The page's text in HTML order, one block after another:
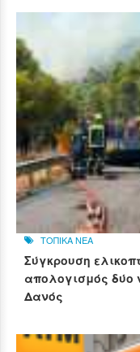
ΤΟΠΙΚΑ ΝΕΑ
Σύγκρουση
απολογισμός δύο
Δανός